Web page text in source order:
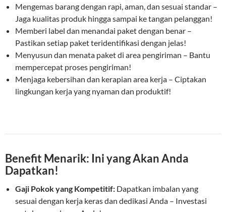
Mengemas barang dengan rapi, aman, dan sesuai standar –
Jaga kualitas produk hingga sampai ke tangan pelanggan!
Memberi label dan menandai paket dengan benar –
Pastikan setiap paket teridentifikasi dengan jelas!
Menyusun dan menata paket di area pengiriman – Bantu
mempercepat proses pengiriman!
Menjaga kebersihan dan kerapian area kerja – Ciptakan
lingkungan kerja yang nyaman dan produktif!
Benefit Menarik: Ini yang Akan Anda
Dapatkan!
Gaji Pokok yang Kompetitif: Dapatkan imbalan yang
sesuai dengan kerja keras dan dedikasi Anda – Investasi